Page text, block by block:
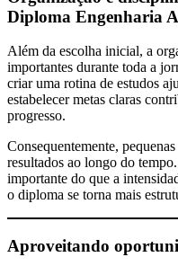
Diploma Engenharia
Além da escolha inicial, a
importantes durante toda a
criar uma rotina de estudos
estabelecer metas claras
progresso.
Consequentemente,
resultados ao longo do
importante do que a
o diploma se torna mais
Aproveitando